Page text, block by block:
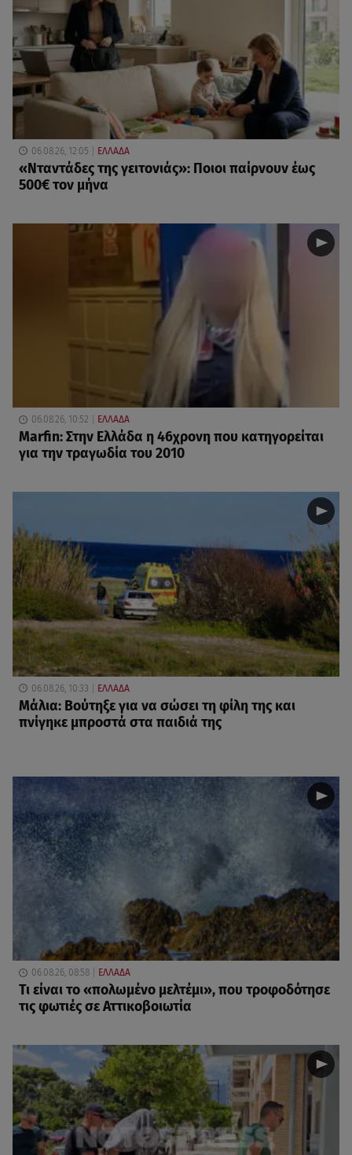
06.08.26, 12:05 ΕΛΛΑΔΑ
«Νταντάδες της γειτονιάς»: Ποιοι παίρνουν έως
500€ τον μήνα
06.08.26, 10:52 ΕΛΛΑΔΑ
Marfin: Στην Ελλάδα η 46χρονη που κατηγορείται
για την τραγωδία του 2010
06.08.26, 10:33 ΕΛΛΑΔΑ
Μάλια: Βούτηξε για να σώσει τη φίλη της και
πνίγηκε μπροστά στα παιδιά της
06.08.26, 08:58 ΕΛΛΑΔΑ
Τι είναι το «πολωμένο μελτέμι», που τροφοδότησε
τις φωτιές σε Αττικοβοιωτία